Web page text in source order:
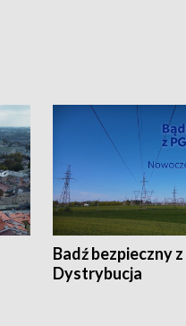
Badź bezpieczny z
Dystrybucja